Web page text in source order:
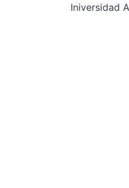
Iniversidad